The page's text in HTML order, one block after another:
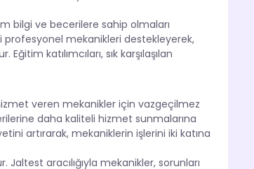
bilgi ve becerilere sahip olmaları
profesyonel mekanikleri destekleyerek,
katılımcıları, sık karşılaşılan
veren mekanikler için vazgeçilmez
daha kaliteli hizmet sunmalarına
artırarak, mekaniklerin işlerini iki katına
aracılığıyla mekanikler, sorunları